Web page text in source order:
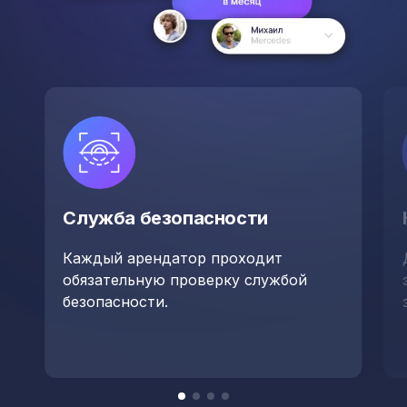
Служба безопасности
Каждый арендатор проходит
обязательную проверку службой
безопасности.
itemitem
itemitem